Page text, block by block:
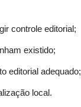
controle editorial;
existido;
editorial adequado;
local.